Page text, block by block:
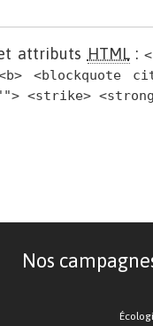
attributs HTML:
<blockquote
<strike>
Nos